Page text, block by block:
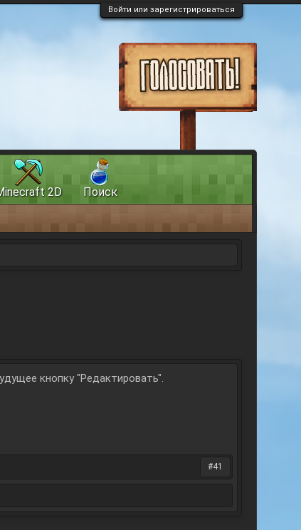
Войти или зарегистрироваться
кнопку "Редактировать".
#41
2D Поиск